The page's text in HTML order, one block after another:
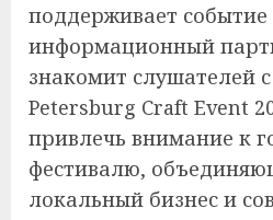
поддерживает событие
информационный
знакомит слушателей
Petersburg Craft Event
привлечь внимание к
фестивалю,
локальный бизнес и